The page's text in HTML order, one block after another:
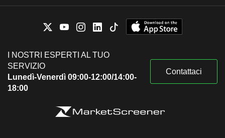
I NOSTRI ESPERTI AL TUO
SERVIZIO
Lunedì-Venerdì 09:00-12:00/14:00-
18:00
Contattaci